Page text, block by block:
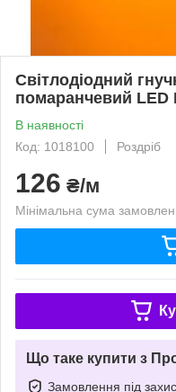
Світлодіодний
помаранчевий LED
В наявності
Код: 1018100
Роздріб
126 ₴/м
Мінімальна сума
Що таке купити з
Замовлення під